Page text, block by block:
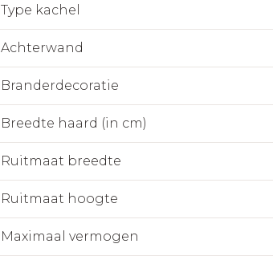
Type kachel
Achterwand
Branderdecoratie
Breedte haard (in cm)
Ruitmaat breedte
Ruitmaat hoogte
Maximaal vermogen